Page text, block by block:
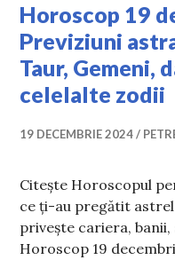
Horoscop 19
Previziuni
Taur, Gemeni,
celelalte zodii
19 DECEMBRIE 2024
Citește Horoscopul
ce ți-au pregătit
privește cariera,
Horoscop 19